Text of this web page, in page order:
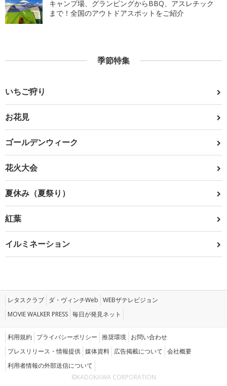
キャンプ場、グランピングからBBQ、アスレチック
まで！全国のアウトドアスポットをご紹介
季節特集
いちご狩り
お花見
ゴールデンウィーク
花火大会
夏休み（夏祭り）
紅葉
イルミネーション
レタスクラブ ダ・ヴィンチWeb WEBザテレビジョン
MOVIE WALKER PRESS 毎日が発見ネット
利用規約 プライバシーポリシー 推奨環境 お問い合わせ
プレスリリース・情報提供 媒体資料 広告掲載について 会社概要
利用者情報の外部送信について
©KADOKAWA CORPORATION